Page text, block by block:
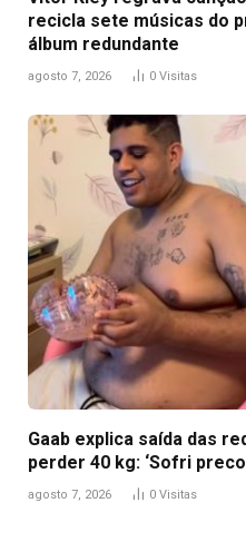
recicla sete músicas do
álbum redundante
agosto 7, 2026 0 Visitas
Gaab explica saída das
perder 40 kg: ‘Sofri
agosto 7, 2026 0 Visitas